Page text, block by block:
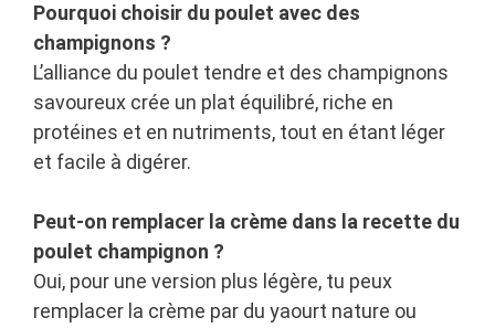
Pourquoi choisir du poulet avec des
champignons ?
L’alliance du poulet tendre et des champignons
savoureux crée un plat équilibré, riche en
protéines et en nutriments, tout en étant léger
et facile à digérer.
Peut-on remplacer la crème dans la recette du
poulet champignon ?
Oui, pour une version plus légère, tu peux
remplacer la crème par du yaourt nature ou